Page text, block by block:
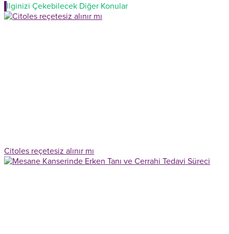
İlginizi Çekebilecek Diğer Konular
Citoles reçetesiz alınır mı